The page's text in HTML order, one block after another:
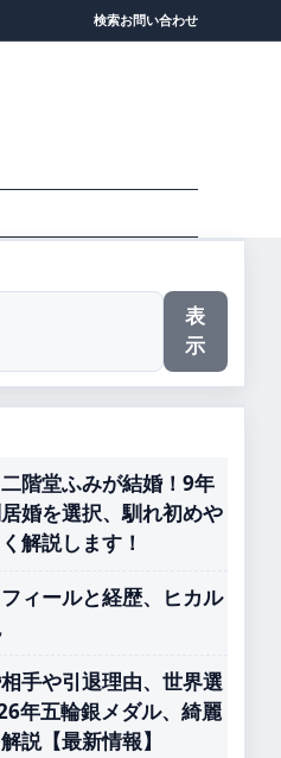
検索お問い合わせ
表
示
階堂ふみが結婚！9年
婚を選択、馴れ初めや
解説します！
ィールと経歴、ヒカル
手や引退理由、世界選
年五輪銀メダル、綺麗
説【最新情報】